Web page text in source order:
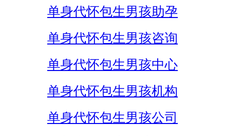
单身代怀包生男孩助孕
单身代怀包生男孩咨询
单身代怀包生男孩中心
单身代怀包生男孩机构
单身代怀包生男孩公司